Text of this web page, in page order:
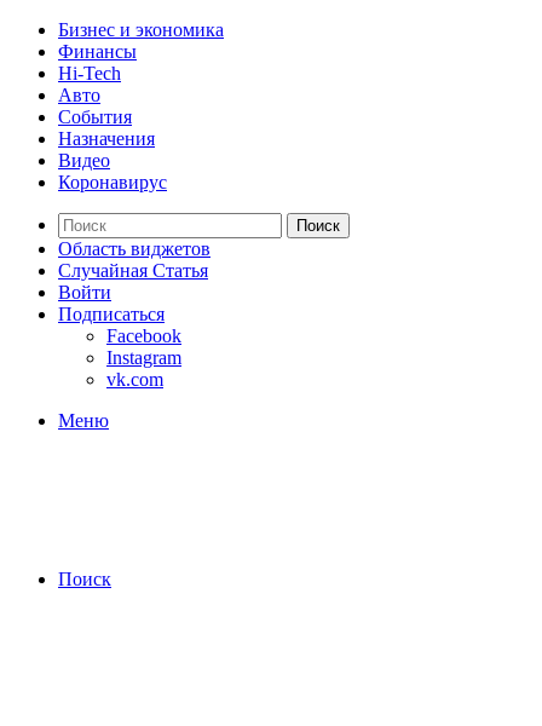
Бизнес и экономика
Финансы
Hi-Tech
Авто
События
Назначения
Видео
Коронавирус
Поиск
Область виджетов
Случайная Статья
Войти
Подписаться
Facebook
Instagram
vk.com
Меню
Поиск